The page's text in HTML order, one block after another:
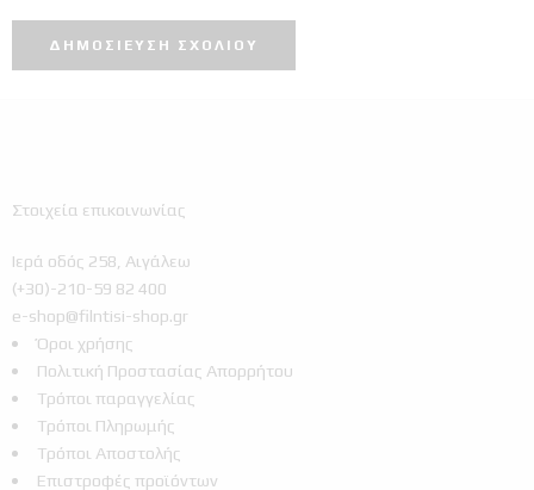
Στοιχεία επικοινωνίας
Ιερά οδός 258, Αιγάλεω
(+30)-210-59 82 400
e-shop@filntisi-shop.gr
Όροι χρήσης
Πολιτική Προστασίας Απορρήτου
Τρόποι παραγγελίας
Τρόποι Πληρωμής
Τρόποι Αποστολής
Επιστροφές προϊόντων